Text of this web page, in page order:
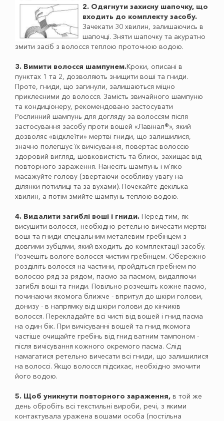
2. Одягнути захисну шапочку, що
входить до комплекту засобу.
Зачекати 30 хвилин, залишаючись в
шапочці. Зняти шапочку та акуратно
змити засіб з волосся теплою проточною водою.
3. Вимити волосся шампунем.Кроки, описані в
пунктах 1 та 2, дозволяють знищити воші та гниди.
Проте, гниди, що загинули, залишаються міцно
приклеєними до волосся. Замість звичайного шампуню
та кондиціонеру, рекомендовано застосувати
Рослинний шампунь для догляду за волоссям після
застосування засобу проти вошей «Лавінал®», який
дозволяє «відклеїти» мертві гниди, що залишилися,
значно полегшує їх вичісування, повертає волоссю
здоровий вигляд, шовковистість та блиск, захищає від
повторного зараження. Нанесіть шампунь і м'яко
масажуйте голову (звертаючи особливу увагу на
ділянки потилиці та за вухами). Почекайте декілька
хвилин, а потім змийте шампунь теплою водою.
4. Видалити загиблі воші і гниди. Перед тим, як
висушити волосся, необхідно ретельно вичесати мертві
воші та гниди спеціальним металевим гребінцем з
довгими зубцями, який входить до комплектації засобу.
Розчешіть вологе волосся чистим гребінцем. Обережно
розділіть волосся на частини, пройдіться гребнем по
волоссю ряд за рядом, пасмо за пасмом, видаляючи
загиблі воші та гниди. Повільно розчешіть кожне пасмо,
починаючи якомога ближче - впритул до шкіри голови,
донизу - в напрямку від шкіри голови до кінчиків
волосся. Перекладайте всі чисті від вошей і гнид пасма
на один бік. При вичісуванні вошей та гнид якомога
частіше очищайте гребінь від гнид ватним тампоном -
після вичісування кожного окремого пасма. Слід
намагатися ретельно вичесати всі гниди, що залишилися
на волоссі. Якщо волосся підсихає, необхідно змочити
його водою.
5. Щоб уникнути повторного зараження, в той же
день обробіть всі текстильні вироби, речі, з якими
контактувала уражена вошами особа (постільна